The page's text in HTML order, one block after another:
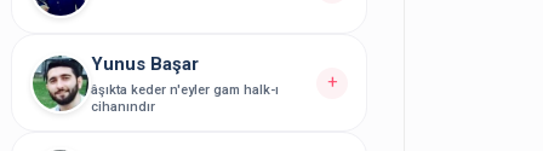
Yazarın 1 yazısı bulunuyor.
Yunus Başar
âşıkta keder n'eyler gam halk-ı
cihanındır
+